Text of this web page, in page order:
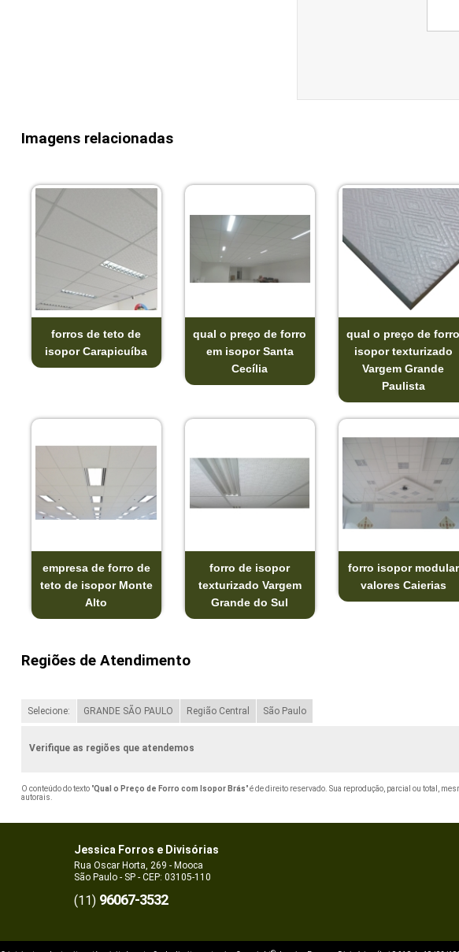
Imagens relacionadas
forros de teto de
isopor Carapicuíba
qual o preço de forro
em isopor Santa
Cecília
qual o preço de forro
isopor texturizado
Vargem Grande
Paulista
empresa de forro de
teto de isopor Monte
Alto
forro de isopor
texturizado Vargem
Grande do Sul
forro isopor modular
valores Caierias
Regiões de Atendimento
Selecione: GRANDE SÃO PAULO Região Central São Paulo
Verifique as regiões que atendemos
O conteúdo do texto "Qual o Preço de Forro com Isopor Brás" é de direito reservado. Sua reprodução, parcial ou total,
autorais
Jessica Forros e Divisórias
Rua Oscar Horta, 269 - Mooca
São Paulo - SP - CEP: 03105-110
(11) 96067-3532